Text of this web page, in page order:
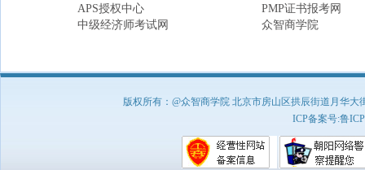
APS授权中心
PMP证书报考网
中级经济师考试网
众智商学院
版权所有：@众智商学院 北京市房山区拱辰街道月华
ICP备案号:鲁